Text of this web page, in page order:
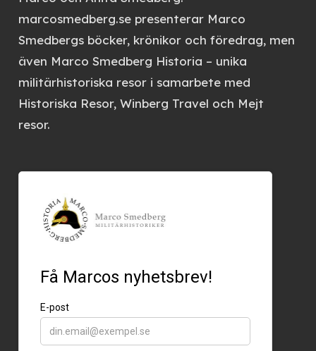
marcosmedberg.sepresenterar Marco
Smedbergs böcker, krönikor och föredrag, men
även Marco Smedberg Historia – unika
militärhistoriska resor i samarbete med
Historiska Resor, Winberg Travel och Mejt
resor.